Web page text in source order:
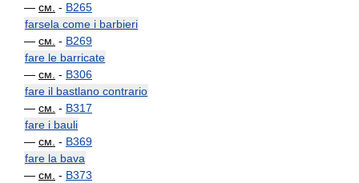
— см. - B265
farsela come i barbieri
— см. - B269
fare le barricate
— см. - B306
fare il bastlano contrario
— см. - B317
fare i bauli
— см. - B369
fare la bava
— см. - B373